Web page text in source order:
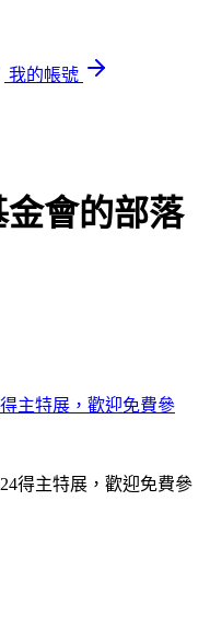
我的帳號
會的部落
主特展，歡迎免費參
得主特展，歡迎免費參